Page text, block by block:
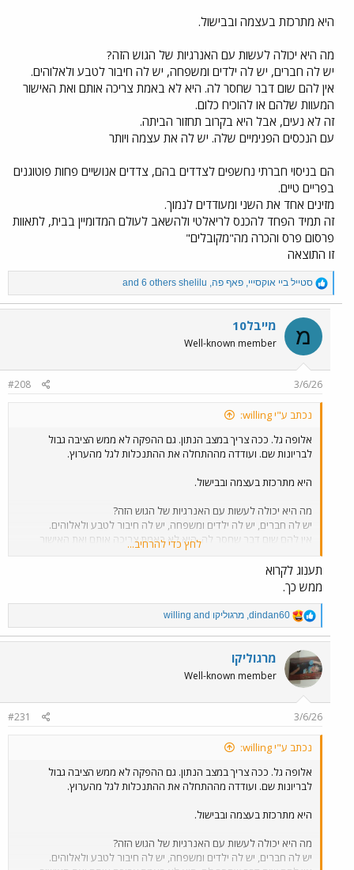
היא מתרכזת בעצמה ובבישול.
מה היא יכולה לעשות עם האנרגיות של הגוש הזה?
יש לה חברים, יש לה ילדים ומשפחה, יש לה חיבור לטבע ולאלוהים.
אין להם שום דבר שחסר לה. היא לא באמת צריכה אותם ואת האישור
המעוות שלהם או להוכיח כלום.
זה לא נעים, אבל היא בקרוב תחזור הביתה.
עם הנכסים הפנימיים שלה. יש לה את עצמה ויותר
הם בניסוי חברתי נחשפים לצדדים בהם, צדדים אנושיים פחות פוטוגנים
בפריים טיים.
מזינים אחד את השני ומעודדים לנמוך.
זה תמיד הפחד להכנס לריאלטי ולהשאב לעולם המדומיין בבית, לתאוות
פרסום פרס והכרה מה"מקובלים"
זו התוצאה
R
e
a
c
o
n
s
סטייל ביי אוקסייי, פאף פה,
shelilu
מ מייבל10
Well-known member
3/6/26
#208
נכתב ע"י willing:
אלופה גל. ככה צריך במצב הנתון. גם ההפקה לא ממש הציבה גבול
לבריונות שם. ועודדה מההתחלה את ההתנכלות לגל מהערוץ.
היא מתרכזת בעצמה ובבישול.
מה היא יכולה לעשות עם האנרגיות של הגוש הזה?
יש לה חברים, יש לה ילדים ומשפחה, יש לה חיבור לטבע ולאלוהים.
אין להם שום דבר שחסר לה. היא לא באמת צריכה אותם ואת האישור
זה לא נעים, אבל היא בקרוב תחזור הביתה.
עם הנכסים הפנימיים שלה. יש לה את עצמה ויותר
הם בניסוי חברתי נחשפים לצדדים בהם, צדדים אנושיים פחות פוטוגנים
בפריים טיים.
מזינים אחד את השני ומעודדים לנמוך.
זה תמיד הפחד להכנס לריאלטי ולהשאב לעולם המדומיין בבית, לתאוות
פרסום פרס והכרה מה"מקובלים"
זו התוצאה
לחץ כדי להרחיב...
תענוג לקרוא
ממש כך.
R
e
a
t
i
n
dindan60
, מרגוליקו willing
מרגוליקו
Well-known member
3/6/26
#231
נכתב ע"י willing:
אלופה גל. ככה צריך במצב הנתון. גם ההפקה לא ממש הציבה גבול
לבריונות שם. ועודדה מההתחלה את ההתנכלות לגל מהערוץ.
היא מתרכזת בעצמה ובבישול.
מה היא יכולה לעשות עם האנרגיות של הגוש הזה?
יש לה חברים, יש לה ילדים ומשפחה, יש לה חיבור לטבע ולאלוהים.